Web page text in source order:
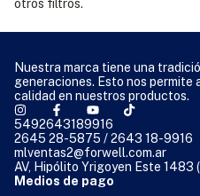
otros filtros.
Nuestra marca tiene una
generaciones. Esto nos permite
calidad en nuestros productos.
5492643189916
2645 28-5875 / 2643 18-9916
mlventas2@forwell.com.ar
AV, Hipólito Yrigoyen Este 1483
Medios de pago